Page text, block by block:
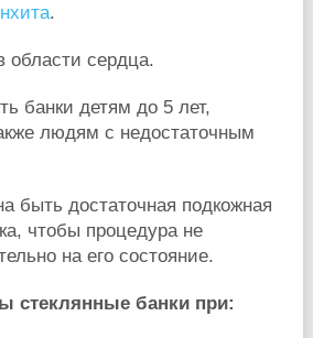
.
области сердца.
банки детям до 5 лет,
людям с недостаточным
быть достаточная подкожная
чтобы процедура не
на его состояние.
стеклянные банки при: